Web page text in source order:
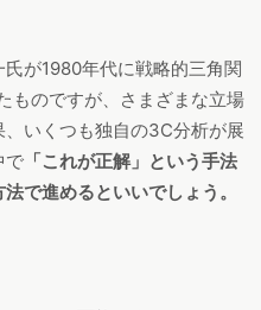
が1980年代に戦略的三角関
のですが、さまざまな立場
いくつも独自の3C分析が展
で 「これが正解」という手法
で進めるといいでしょう。